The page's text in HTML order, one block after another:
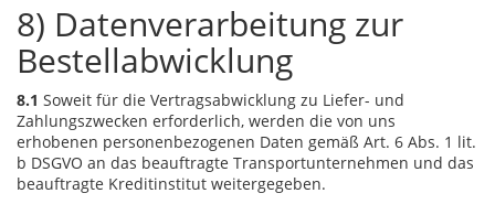
8) Datenverarbeitung zur
Bestellabwicklung
8.1 Soweit für die Vertragsabwicklung zu Liefer- und
Zahlungszwecken erforderlich, werden die von uns
erhobenen personenbezogenen Daten gemäß Art. 6 Abs. 1 lit.
b DSGVO an das beauftragte Transportunternehmen und das
beauftragte Kreditinstitut weitergegeben.